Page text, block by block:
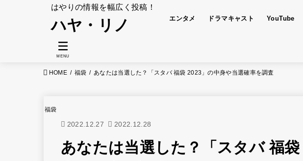
はやりの情報を幅広く投稿！
ハヤ・リノ エンタメ ドラマキャスト YouTube
MENU
HOME 福袋 あなたは当選した？「スタバ 福袋 2023」の中身や当選確率を調査
福袋
2022.12.27 2022.12.28
あなたは当選した？「スタバ 福